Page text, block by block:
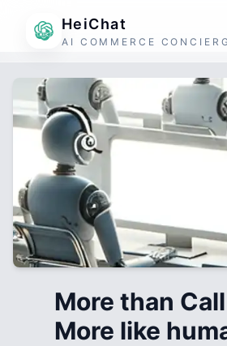
HeiChat
AI COMMERCE
More than
More like